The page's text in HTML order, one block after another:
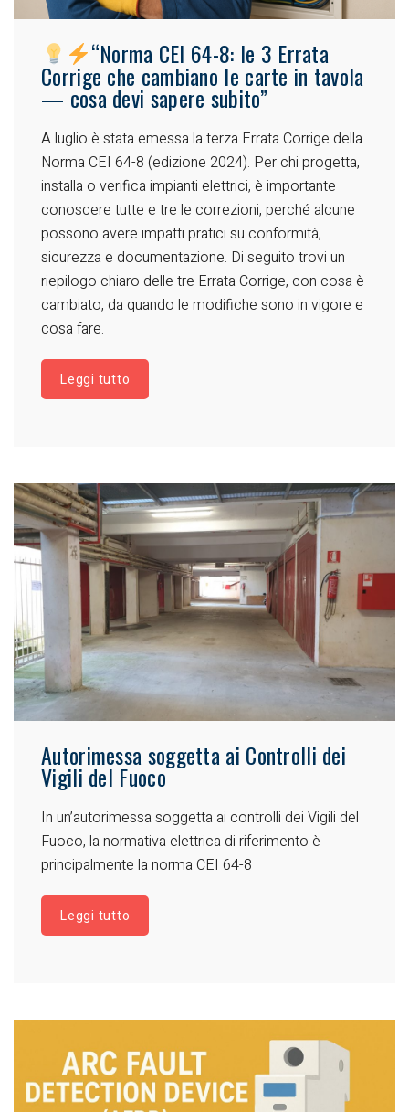
“Norma CEI 64-8: le 3 Errata
Corrige che cambiano le carte in tavola
— cosa devi sapere subito”
A luglio è stata emessa la terza Errata Corrige della
Norma CEI 64-8 (edizione 2024). Per chi progetta,
installa o verifica impianti elettrici, è importante
conoscere tutte e tre le correzioni, perché alcune
possono avere impatti pratici su conformità,
sicurezza e documentazione. Di seguito trovi un
riepilogo chiaro delle tre Errata Corrige, con cosa è
cambiato, da quando le modifiche sono in vigore e
cosa fare.
Leggi tutto
Autorimessa soggetta ai Controlli dei
Vigili del Fuoco
In un’autorimessa soggetta ai controlli dei Vigili del
Fuoco, la normativa elettrica di riferimento è
principalmente la norma CEI 64-8
Leggi tutto